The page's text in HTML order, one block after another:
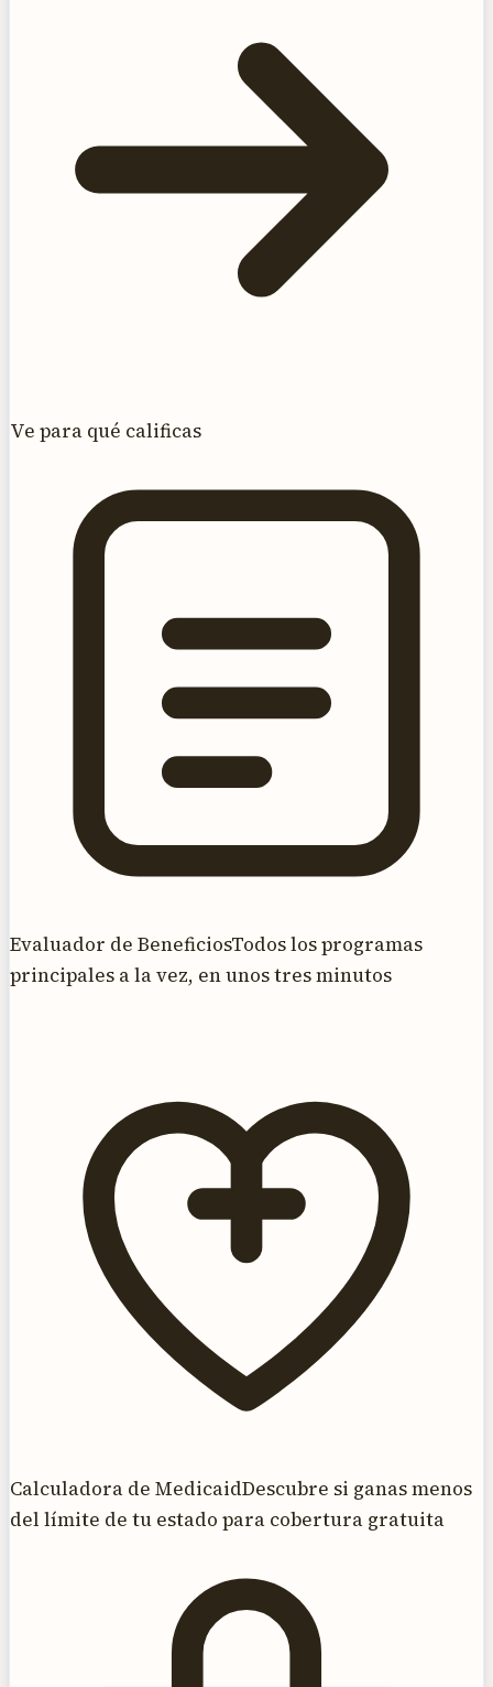
Ve para qué calificas
Evaluador de BeneficiosTodos los programas
principales a la vez, en unos tres minutos
Calculadora de MedicaidDescubre si ganas menos
del límite de tu estado para cobertura gratuita